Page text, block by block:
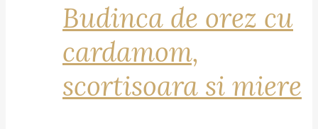
Budinca de orez cu
cardamom,
scortisoara si miere